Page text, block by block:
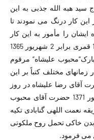
سید هبه الله جذبی به این
این کار درنگ می نمودند تا
ایشان را مأمور به این کار
کردند و بالاخره معظمٌ له در عید غدیر 1406 قمری برابر 2 شهریور 1365
علیشاه” مرقوم
زمانهای مختلف کتباً بر این
آقای رضا علیشاه در روز
چهارشنبه 11 ربیع الاول 1413 برابر 18 شهریور 1371 حضرت آقای محبوب
نعمت اللهی گنابادی تکیه
بدن خاکی تحمل روح ملکوتی
می فرمود.